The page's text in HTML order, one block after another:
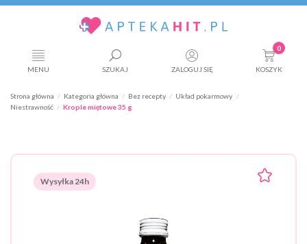
MENU SZUKAJ ZALOGUJ SIĘ
0
KOSZYK
Strona główna Kategoria główna Bez recepty
Układ pokarmowy
Niestrawność
Krople miętowe 35 g
Wysyłka 24h